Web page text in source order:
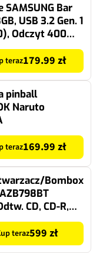
SAMSUNG Bar
USB 3.2 Gen. 1
Odczyt 400
teraz179.99 zł
pinball
Naruto
teraz169.99 zł
Bombox
CD, CD-R,
Wejście USB,
DAB+, Zasilanie
teraz599 zł